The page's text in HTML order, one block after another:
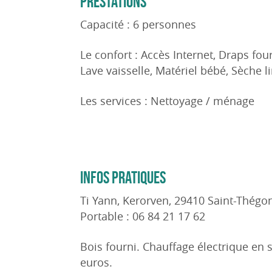
Capacité : 6 personnes
Le confort : Accès Internet, Draps
Lave vaisselle, Matériel bébé, Sèche
Les services : Nettoyage / ménage
INFOS PRATIQUES
Ti Yann, Kerorven, 29410 Saint-
Portable : 06 84 21 17 62
Bois fourni. Chauffage électrique en
euros.